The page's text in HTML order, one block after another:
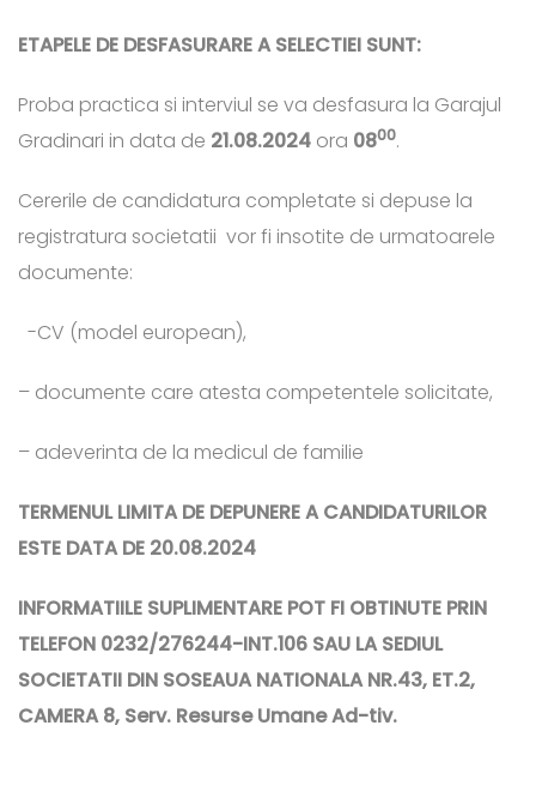
ETAPELE DE DESFASURARE A SELECTIEI SUNT:
Proba practica si interviul se va desfasura la Garajul
Gradinari in data de 21.08.2024 ora 0800.
Cererile de candidatura completate si depuse la
registratura societatii vor fi insotite de urmatoarele
documente:
-CV (model european),
– documente care atesta competentele solicitate,
– adeverinta de la medicul de familie
TERMENUL LIMITA DE DEPUNERE A CANDIDATURILOR
ESTE DATA DE 20.08.2024
INFORMATIILE SUPLIMENTARE POT FI OBTINUTE PRIN
TELEFON 0232/276244-INT.106 SAU LA SEDIUL
SOCIETATII DIN SOSEAUA NATIONALA NR.43, ET.2,
CAMERA 8, Serv. Resurse Umane Ad-tiv.